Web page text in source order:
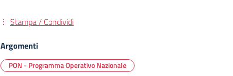
Stampa / Condividi
Argomenti
PON - Programma Operativo Nazionale